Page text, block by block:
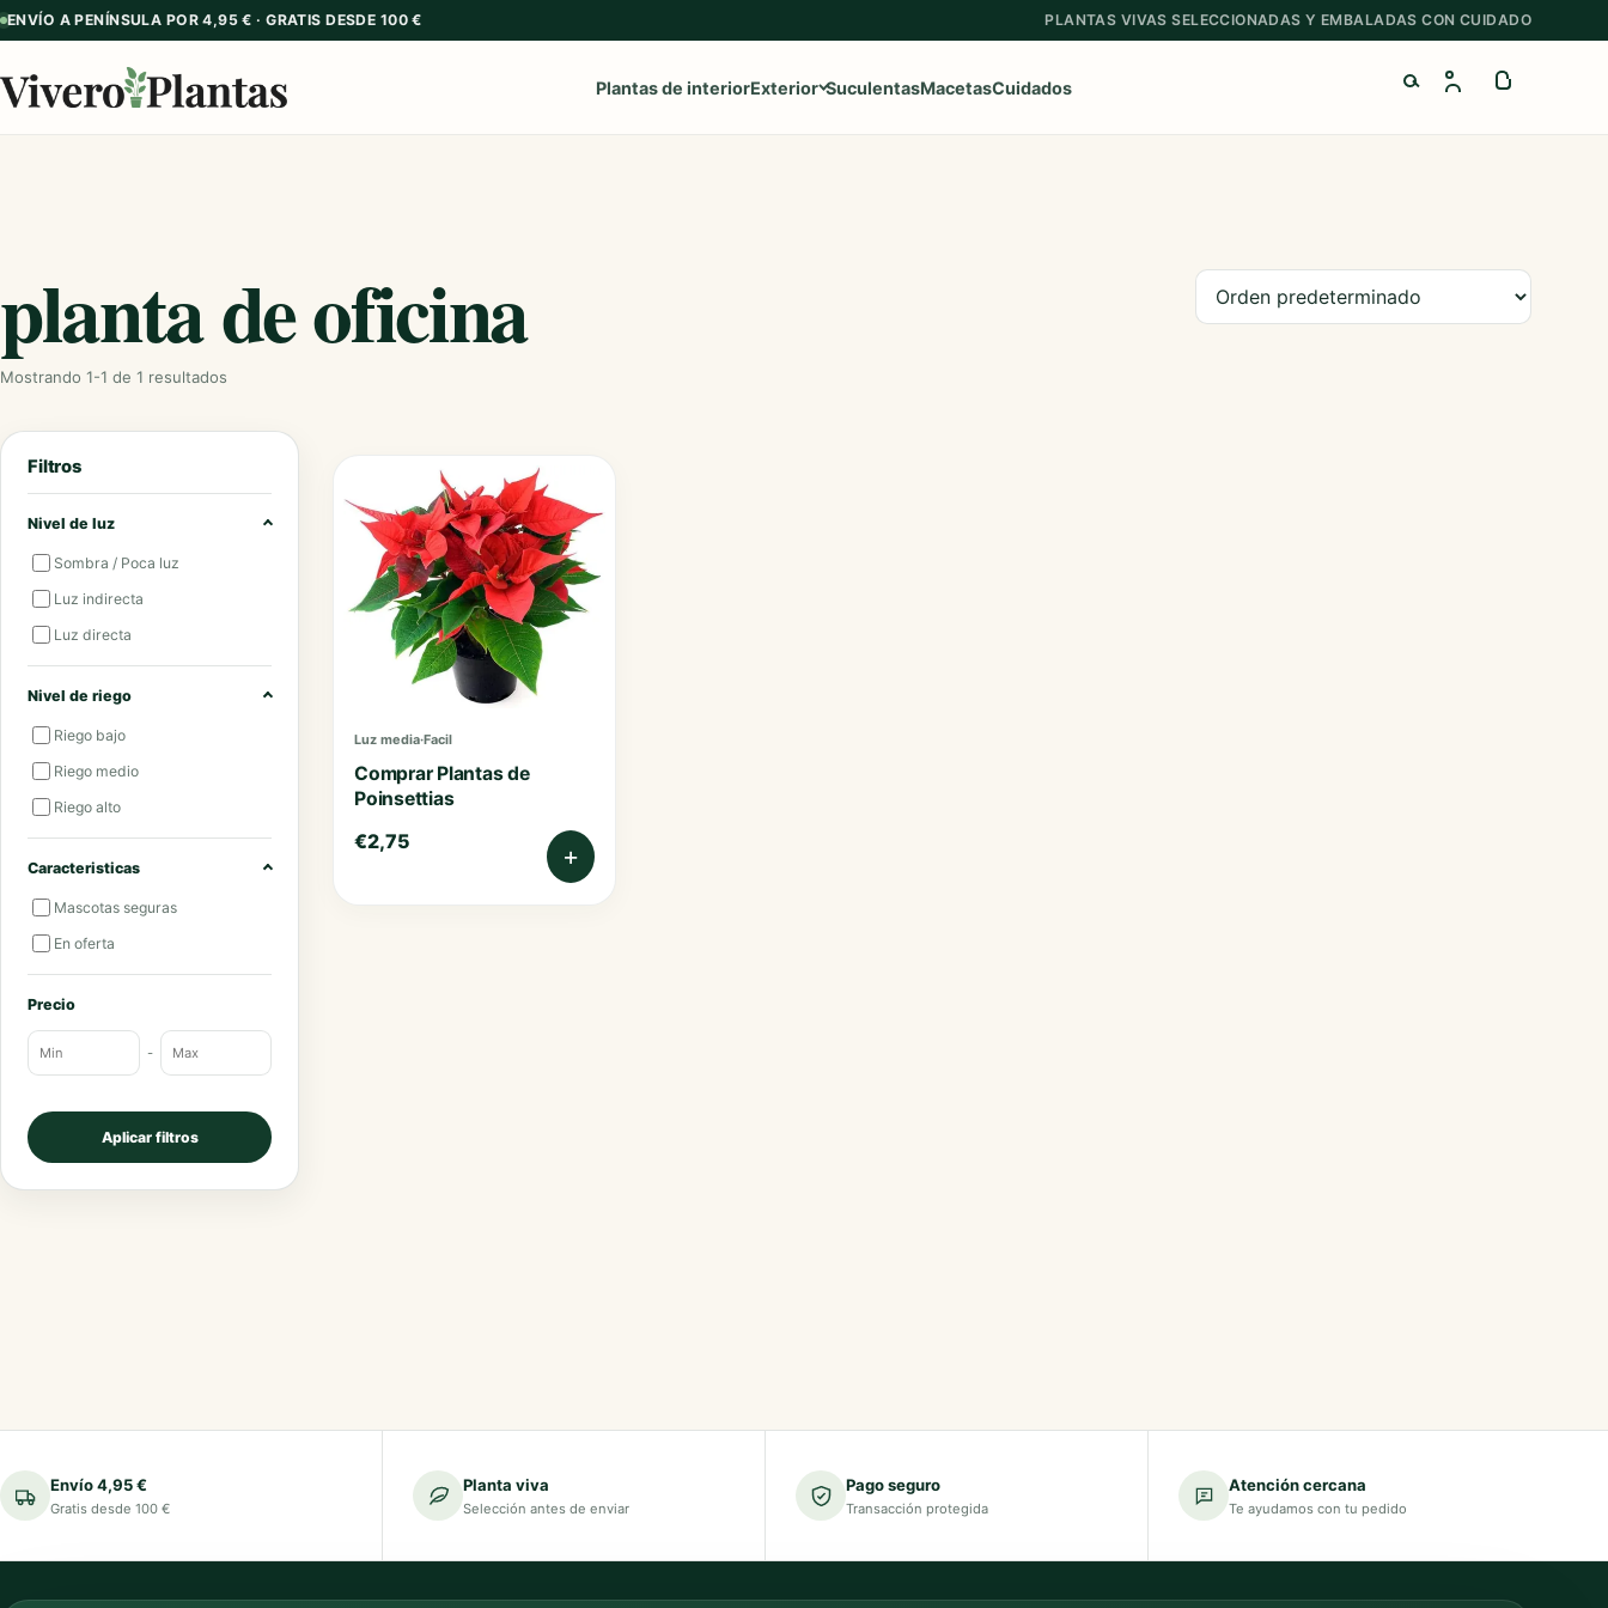
ENVÍO A PENÍNSULA POR 4,95 € · GRATIS DESDE 100 € PLANTAS VIVAS SELECCIONADAS Y EMBALADAS CON CUIDADO
Plantas de interiorExterior SuculentasMacetasCuidados
planta de oficina
Mostrando 1-1 de 1 resultados
Ordenar productos
Filtros
Nivel de luz
Sombra / Poca luz
Luz indirecta
Luz directa
Nivel de riego
Riego bajo
Riego medio
Riego alto
Caracteristicas
Mascotas seguras
En oferta
Precio
-
Aplicar filtros
Luz media·Facil
Comprar Plantas de
Poinsettias
€2,75 +
Envío 4,95 €
Gratis desde 100 €
Planta viva
Selección antes de enviar
Pago seguro
Transacción protegida
Atención cercana
Te ayudamos con tu pedido